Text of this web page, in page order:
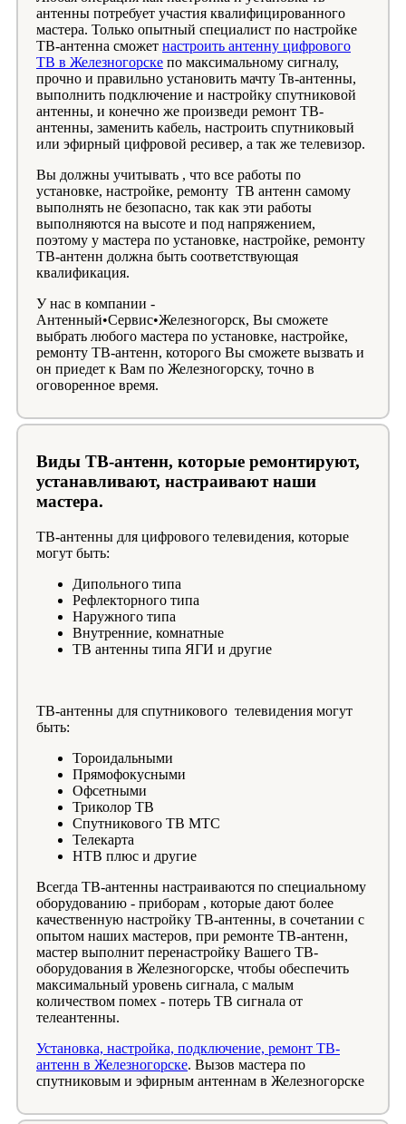
антенны потребует участия квалифицированного
мастера. Только опытный специалист по настройке
ТВ-антенна сможет настроить антенну цифрового
ТВ в Железногорске по максимальному сигналу,
прочно и правильно установить мачту Тв-антенны,
выполнить подключение и настройку спутниковой
антенны, и конечно же произведи ремонт ТВ-
антенны, заменить кабель, настроить спутниковый
или эфирный цифровой ресивер, а так же телевизор.
Вы должны учитывать , что все работы по
установке, настройке, ремонту ТВ антенн самому
выполнять не безопасно, так как эти работы
выполняются на высоте и под напряжением,
поэтому у мастера по установке, настройке, ремонту
ТВ-антенн должна быть соответствующая
квалификация.
У нас в компании -
Антенный•Сервис•Железногорск, Вы сможете
выбрать любого мастера по установке, настройке,
ремонту ТВ-антенн, которого Вы сможете вызвать и
он приедет к Вам по Железногорску, точно в
оговоренное время.
Виды ТВ-антенн, которые ремонтируют,
устанавливают, настраивают наши
мастера.
ТВ-антенны для цифрового телевидения, которые
могут быть:
Дипольного типа
Рефлекторного типа
Наружного типа
Внутренние, комнатные
ТВ антенны типа ЯГИ и другие
ТВ-антенны для спутникового телевидения могут
быть:
Тороидальными
Прямофокусными
Офсетными
Триколор ТВ
Спутникового ТВ МТС
Телекарта
НТВ плюс и другие
Всегда ТВ-антенны настраиваются по специальному
оборудованию - приборам , которые дают более
качественную настройку ТВ-антенны, в сочетании с
опытом наших мастеров, при ремонте ТВ-антенн,
мастер выполнит перенастройку Вашего ТВ-
оборудования в Железногорске, чтобы обеспечить
максимальный уровень сигнала, с малым
количеством помех - потерь ТВ сигнала от
телеантенны.
Установка, настройка, подключение, ремонт ТВ-
антенн в Железногорске. Вызов мастера по
спутниковым и эфирным антеннам в Железногорске